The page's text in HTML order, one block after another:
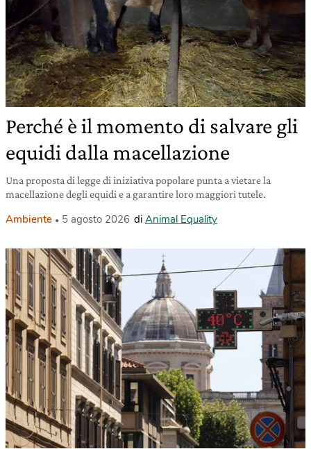
Perché è il momento di salvare gli
equidi dalla macellazione
Una proposta di legge di iniziativa popolare punta a vietare la
macellazione degli equidi e a garantire loro maggiori tutele.
Ambiente 5 agosto 2026 di Animal Equality